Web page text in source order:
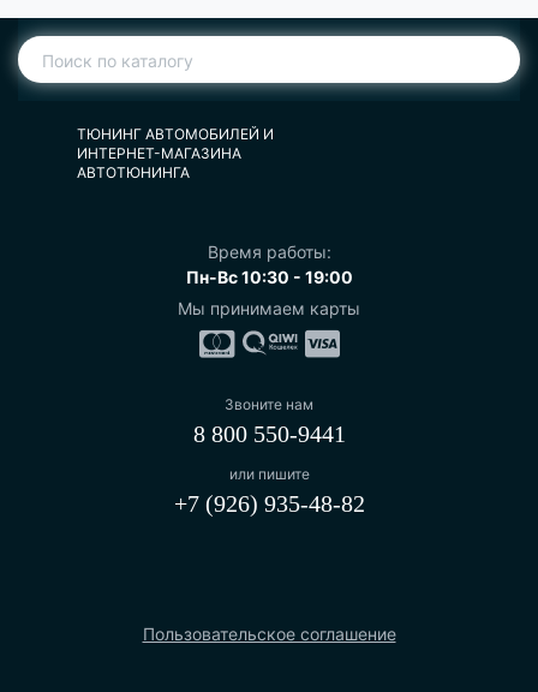
ТЮНИНГ АВТОМОБИЛЕЙ И
ИНТЕРНЕТ-МАГАЗИНА
АВТОТЮНИНГА
Время работы:
Пн-Вс 10:30 - 19:00
Мы принимаем карты
Звоните нам
8 800 550-9441
Пользовательское соглашение
или пишите
+7 (926) 935-48-82